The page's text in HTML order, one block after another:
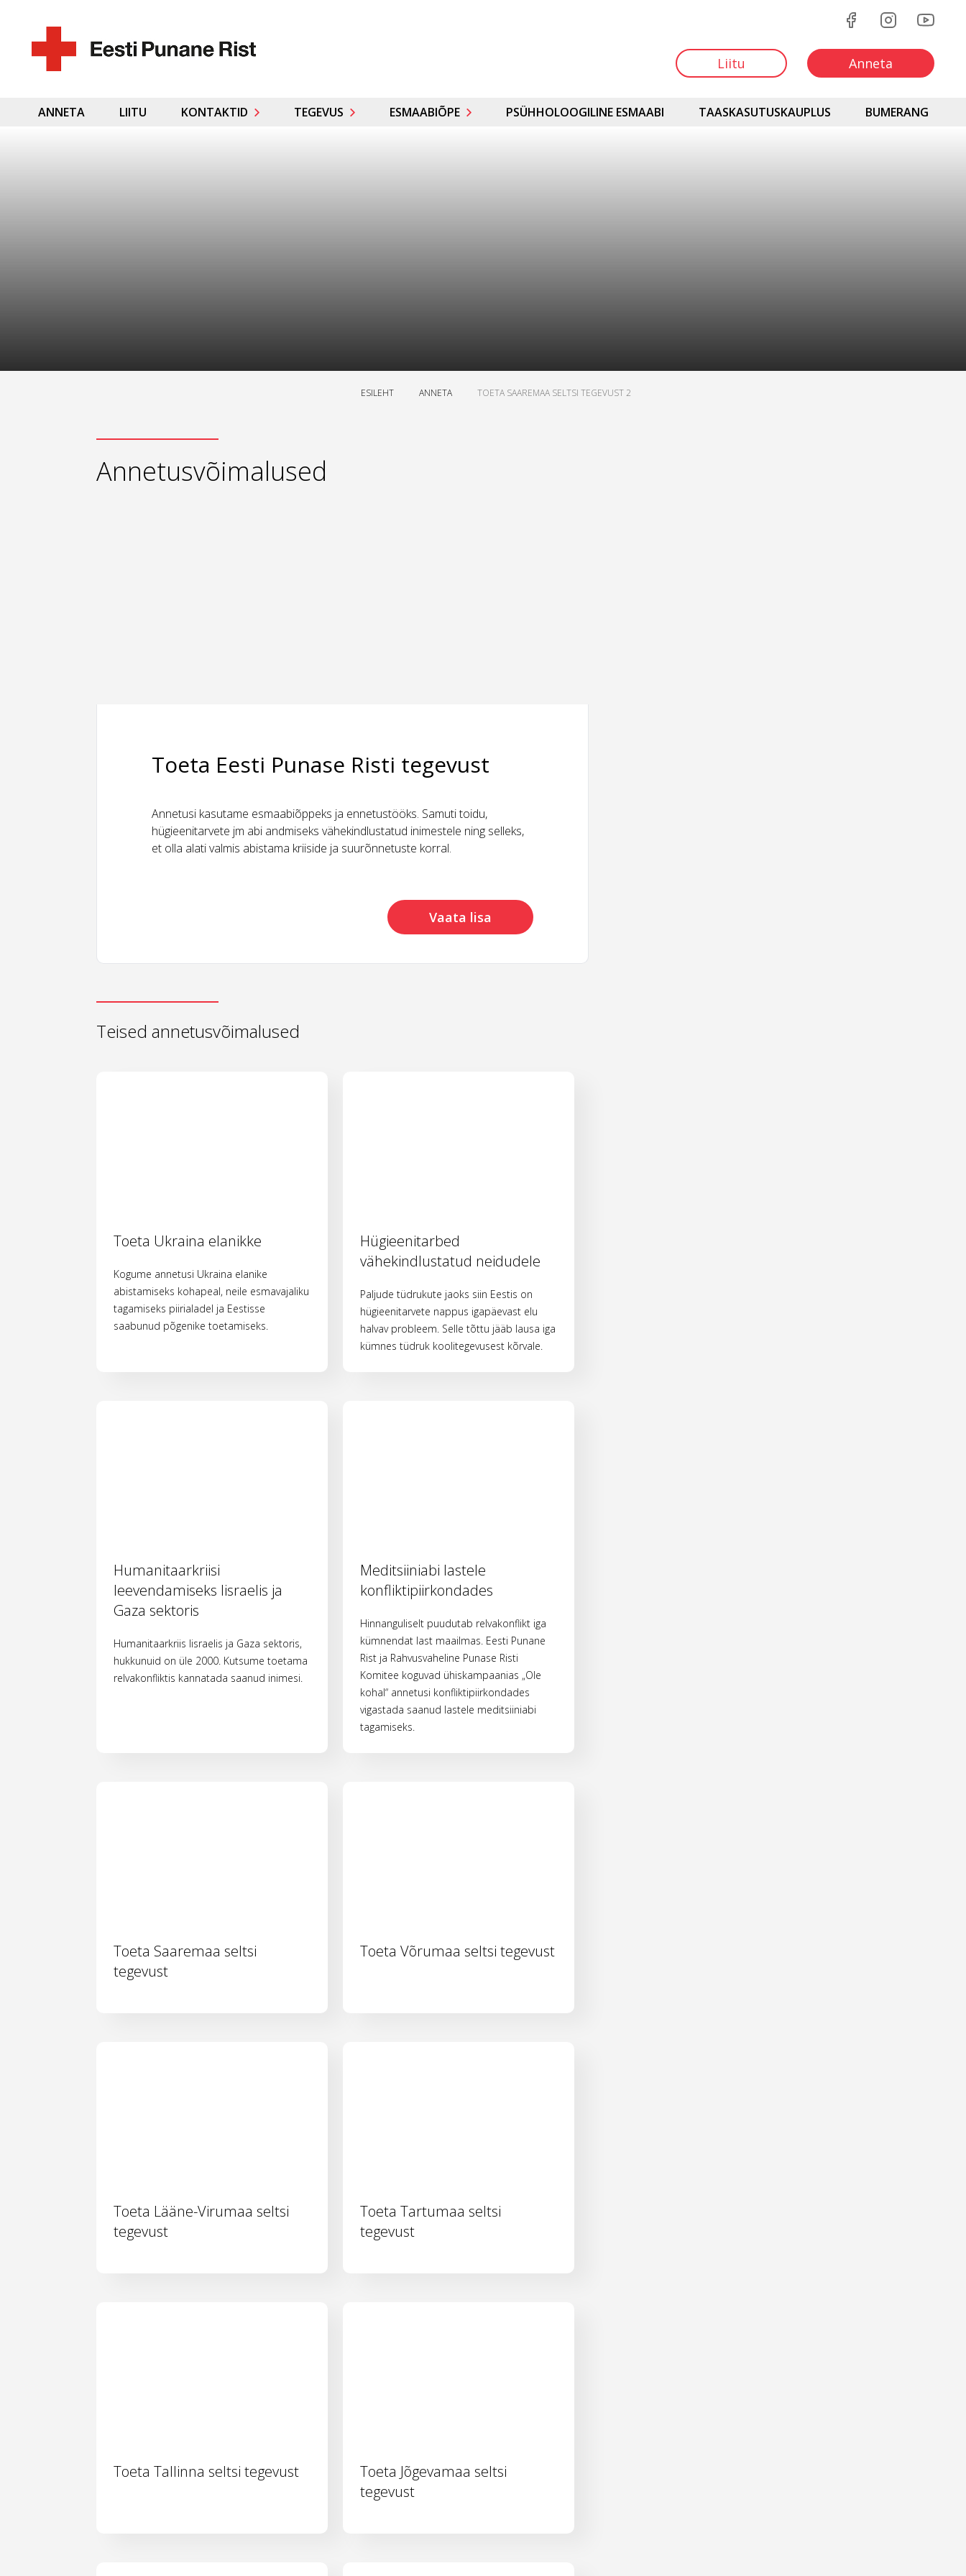
Liitu Anneta
ANNETA LIITU KONTAKTID TEGEVUS ESMAABIÕPE PSÜHHOLOOGILINE ESMAABI TAASKASUTUSKAUPLUS BUMERANG
ESILEHT ANNETA TOETA SAAREMAA SELTSI TEGEVUST 2
Annetusvõimalused
Toeta Eesti Punase Risti tegevust
Annetusi kasutame esmaabiõppeks ja ennetustööks. Samuti toidu,
hügieenitarvete jm abi andmiseks vähekindlustatud inimestele ning selleks,
et olla alati valmis abistama kriiside ja suurõnnetuste korral.
Vaata lisa
Teised annetusvõimalused
Toeta Ukraina elanikke
Kogume annetusi Ukraina elanike
abistamiseks kohapeal, neile esmavajaliku
tagamiseks piirialadel ja Eestisse
saabunud põgenike toetamiseks.
Hügieenitarbed
vähekindlustatud neidudele
Paljude tüdrukute jaoks siin Eestis on
hügieenitarvete nappus igapäevast elu
halvav probleem. Selle tõttu jääb lausa iga
kümnes tüdruk koolitegevusest kõrvale.
Humanitaarkriisi
leevendamiseks Iisraelis ja
Gaza sektoris
Humanitaarkriis Iisraelis ja Gaza sektoris,
hukkunuid on üle 2000. Kutsume toetama
relvakonfliktis kannatada saanud inimesi.
Meditsiiniabi lastele
konfliktipiirkondades
Hinnanguliselt puudutab relvakonflikt iga
kümnendat last maailmas. Eesti Punane
Rist ja Rahvusvaheline Punase Risti
Komitee koguvad ühiskampaanias „Ole
kohal“ annetusi konfliktipiirkondades
vigastada saanud lastele meditsiiniabi
tagamiseks.
Toeta Saaremaa seltsi
tegevust
Toeta Võrumaa seltsi tegevust
Toeta Lääne-Virumaa seltsi
tegevust
Toeta Tartumaa seltsi
tegevust
Toeta Tallinna seltsi tegevust
Toeta Jõgevamaa seltsi
tegevust